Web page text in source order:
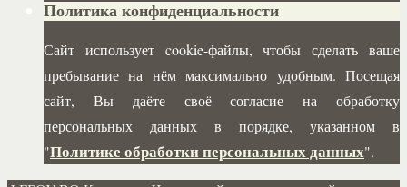
Политика конфиденциальности
Сайт использует cookie-файлы, чтобы сделать ваше
пребывание на нём максимально удобным. Посещая
сайт, Вы даёте своё согласие на обработку
персональных данных в порядке, указанном в
"Политике обработки персональных данных".